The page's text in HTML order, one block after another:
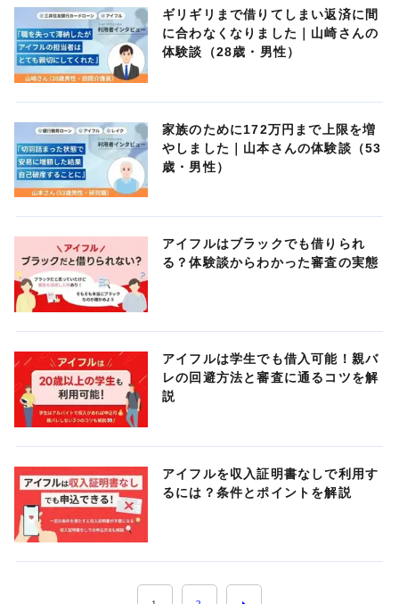
ギリギリまで借りてしまい返済に間
に合わなくなりました｜山崎さんの
体験談（28歳・男性）
家族のために172万円まで上限を増
やしました｜山本さんの体験談（53
歳・男性）
アイフルはブラックでも借りられ
る？体験談からわかった審査の実態
アイフルは学生でも借入可能！親バ
レの回避方法と審査に通るコツを解
説
アイフルを収入証明書なしで利用す
るには？条件とポイントを解説